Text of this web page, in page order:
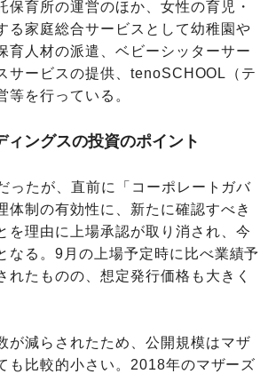
育所の運営のほか、女性の育児・
る家庭総合サービスとして幼稚園や
育人材の派遣、ベビーシッターサー
サービスの提供、tenoSCHOOL（テ
等を行っている。
ィングスの投資のポイント
たが、直前に「コーポレートガバ
体制の有効性に、新たに確認すべき
を理由に上場承認が取り消され、今
なる。9月の上場予定時に比べ業績予
れたものの、想定発行価格も大きく
減らされたため、公開規模はマザ
も比較的小さい。2018年のマザーズ